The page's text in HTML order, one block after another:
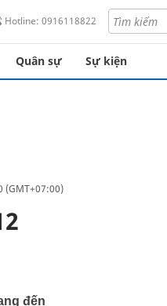
Hotline: 0916118822
Quân sự Sự kiện
đến